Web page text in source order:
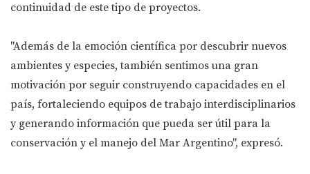
continuidad de este tipo de proyectos.
"Además de la emoción científica por descubrir nuevos
ambientes y especies, también sentimos una gran
motivación por seguir construyendo capacidades en el
país, fortaleciendo equipos de trabajo interdisciplinarios
y generando información que pueda ser útil para la
conservación y el manejo del Mar Argentino", expresó.